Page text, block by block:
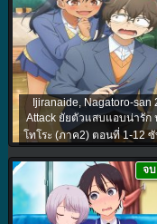
Ijiranaide, Nagatoro-san
Attack ยัยตัวแสบแอบน่ารัก
โทโระ (ภาค2) ตอนที่ 1-12
จ